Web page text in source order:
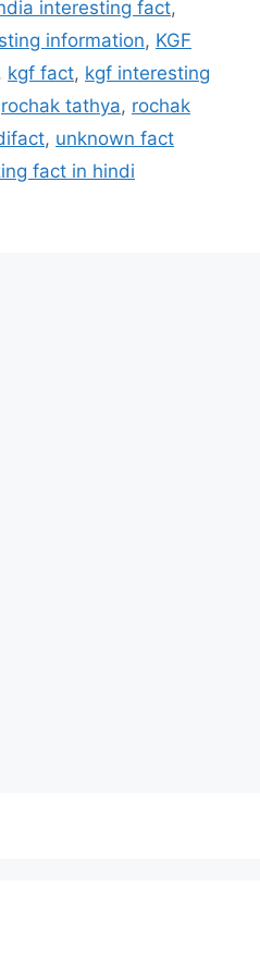
interesting fact,
information, KGF
kgf fact, kgf interesting
rochak tathya, rochak
, unknown fact
fact in hindi